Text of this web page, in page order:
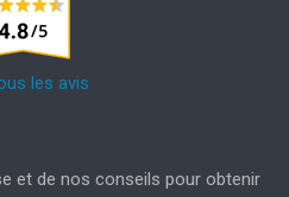
les avis
et de nos conseils pour obtenir